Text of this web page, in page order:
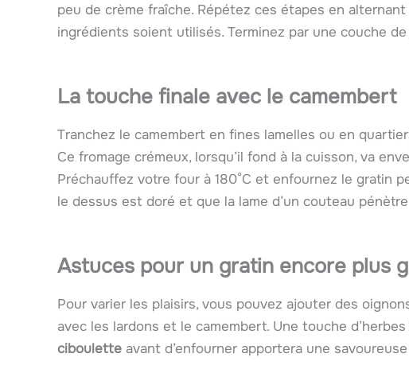
peu de crème fraîche. Répétez ces étapes en
ingrédients soient utilisés. Terminez par une couche
La touche finale avec le camembert
Tranchez le camembert en fines lamelles ou en
Ce fromage crémeux, lorsqu’il fond à la cuisson, va
Préchauffez votre four à 180°C et enfournez le gratin
le dessus est doré et que la lame d’un couteau
Astuces pour un gratin encore plus
Pour varier les plaisirs, vous pouvez ajouter des
avec les lardons et le camembert. Une touche
ciboulette avant d’enfourner apportera une